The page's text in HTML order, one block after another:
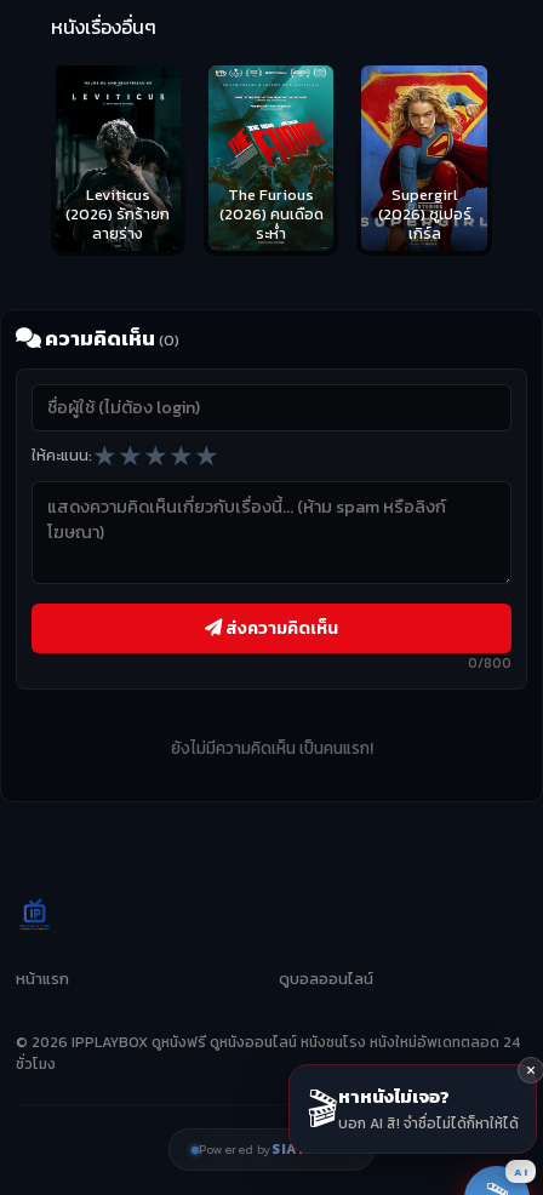
หนังเรื่องอื่นๆ
Leviticus
(2026) รักร้ายก
ลายร่าง
The Furious
(2026) คนเดือด
ระห่ำ
Supergirl
(2026) ซูเปอร์
เกิร์ล
ความคิดเห็น (0)
ให้คะแนน:★★★★★
0/800
ส่งความคิดเห็น
ยังไม่มีความคิดเห็น เป็นคนแรก!
หน้าแรก ดูบอลออนไลน์
© 2026 IPPLAYBOX ดูหนังฟรี ดูหนังออนไลน์ หนังชนโรง หนังใหม่อัพเดทตลอด 24
ชั่วโมง
Powered bySIAMZEED
🎬หาหนังไม่เจอ?
บอก AI สิ! จำชื่อไม่ได้ก็หาให้ได้
AI